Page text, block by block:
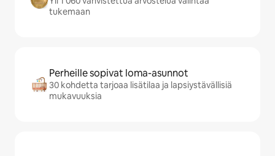
tukemaan
Perheille sopivat loma-asunnot
30 kohdetta tarjoaa lisätilaa ja lapsiystävällisiä
mukavuuksia